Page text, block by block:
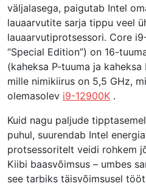
väljalasega, paigutab Intel
lauaarvutite sarja tippu veel
lauaarvutiprotsessori. Core
“Special Edition”) on 16-
(kaheksa P-tuuma ja
mille nimikiirus on 5,5 GHz,
olemasolev i9-12900K .
Kuid nagu paljude
puhul, suurendab Intel
protsessoritelt veidi rohkem
Kiibi baasvõimsus – umbes
see tarbiks täisvõimsusel